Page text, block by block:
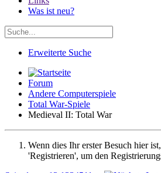
Was ist neu?
Erweiterte Suche
Forum
Andere Computerspiele
Total War-Spiele
Medieval II: Total War
Wenn dies Ihr erster Besuch hier
'Registrieren', um den